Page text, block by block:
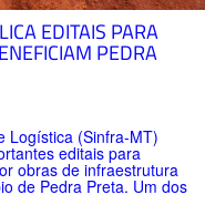
EDITAIS PARA
PEDRA
Logística (Sinfra-MT)
editais para
obras de infraestrutura
de Pedra Preta. Um dos